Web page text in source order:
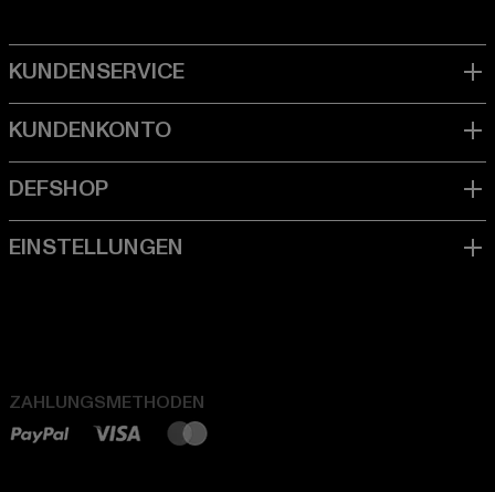
ZAHLUNGSMETHODEN